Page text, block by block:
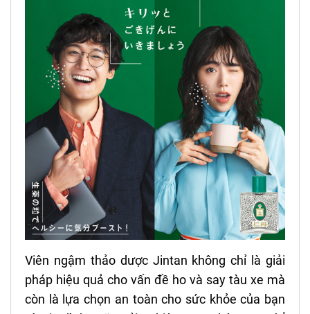
Viên ngậm thảo dược Jintan không chỉ là giải
pháp hiệu quả cho vấn đề ho và say tàu xe mà
còn là lựa chọn an toàn cho sức khỏe của bạn